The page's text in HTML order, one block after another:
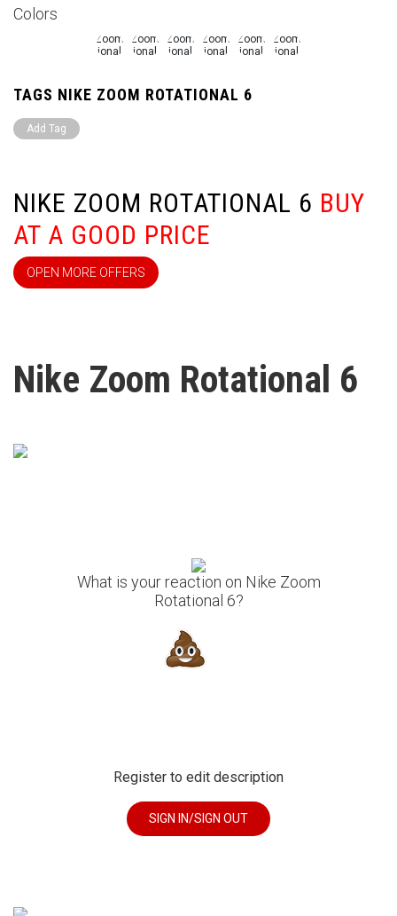
NIKE ZOOM ROTATIONAL 6 BUY
AT A GOOD PRICE
OPEN MORE OFFERS
Nike Zoom Rotational 6
What is your reaction on Nike Zoom
Rotational 6?
Register to edit description
SIGN IN/SIGN OUT
Colors
TAGS NIKE ZOOM ROTATIONAL 6
Add Tag